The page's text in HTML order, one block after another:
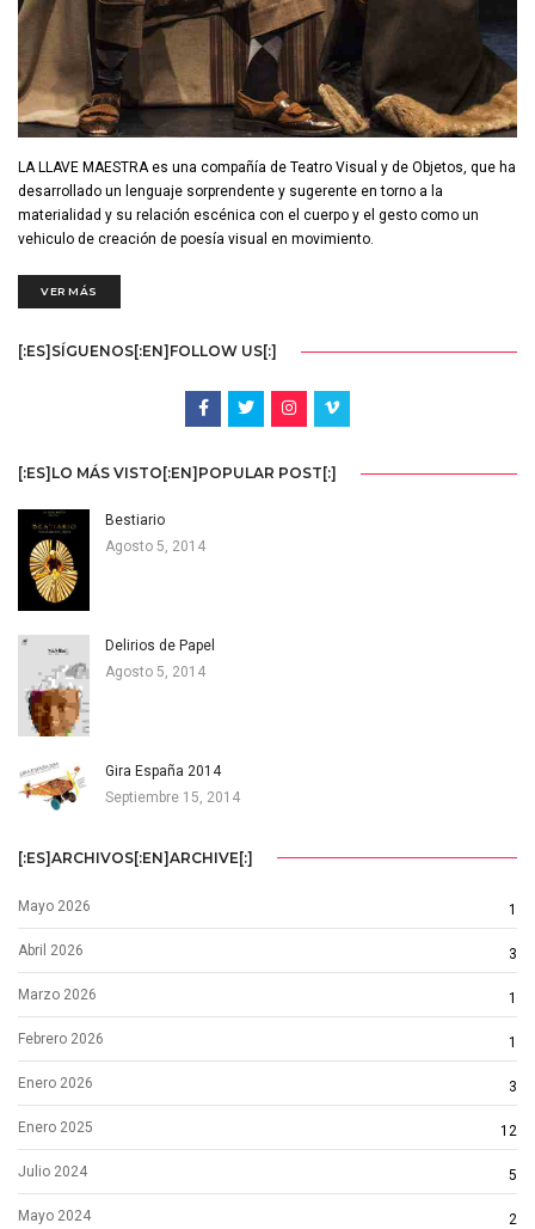
LA LLAVE MAESTRA es una compañía de Teatro Visual y de Objetos, que ha
desarrollado un lenguaje sorprendente y sugerente en torno a la
materialidad y su relación escénica con el cuerpo y el gesto como un
vehiculo de creación de poesía visual en movimiento.
VER MÁS
[:ES]SÍGUENOS[:EN]FOLLOW US[:]
[:ES]LO MÁS VISTO[:EN]POPULAR POST[:]
Bestiario
Agosto 5, 2014
Delirios de Papel
Agosto 5, 2014
Gira España 2014
Septiembre 15, 2014
[:ES]ARCHIVOS[:EN]ARCHIVE[:]
Mayo 2026 1
Abril 2026 3
Marzo 2026 1
Febrero 2026 1
Enero 2026 3
Enero 2025 12
Julio 2024 5
Mayo 2024 2